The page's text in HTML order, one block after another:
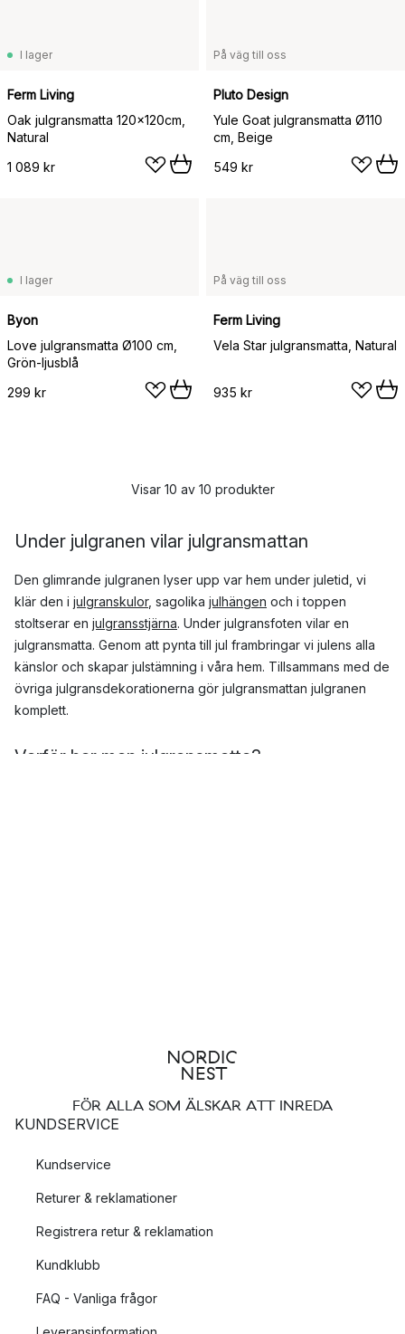
I lager
Ferm Living
Oak julgransmatta 120x120cm,
Natural
1 089 kr
På väg till oss
Pluto Design
Yule Goat julgransmatta Ø110
cm, Beige
549 kr
I lager
Byon
Love julgransmatta Ø100 cm,
Grön-ljusblå
299 kr
På väg till oss
Ferm Living
Vela Star julgransmatta, Natural
935 kr
Visar 10 av 10 produkter
Under julgranen vilar julgransmattan
Den glimrande julgranen lyser upp var hem under juletid, vi
klär den i julgranskulor, sagolika julhängen och i toppen
stoltserar en julgransstjärna. Under julgransfoten vilar en
julgransmatta. Genom att pynta till jul frambringar vi julens alla
känslor och skapar julstämning i våra hem. Tillsammans med de
övriga julgransdekorationerna gör julgransmattan julgranen
komplett.
Varför har man julgransmatta?
gran som behöver vattnas. Om du råkar spilla vatten så
fångar julgransmattan upp vattnet och du slipper att få det
på golvet.
Om du har golvvärme så isolerar julgransmattan så att
julgransmatta bidrar också till julstämningen med dess färger,
former och mönster.
Hitta rätt design på din julgransmatta
FÖR ALLA SOM ÄLSKAR ATT INREDA
KUNDSERVICE
Kundservice
Returer & reklamationer
Registrera retur & reklamation
Kundklubb
FAQ - Vanliga frågor